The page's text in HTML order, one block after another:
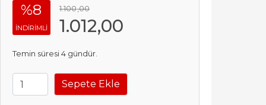
%8
INDIRIMLI
1.100,00
1.012,00
Temin süresi 4 gündür.
Sepete Ekle